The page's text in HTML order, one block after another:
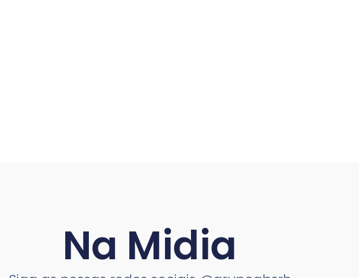
Na Midia